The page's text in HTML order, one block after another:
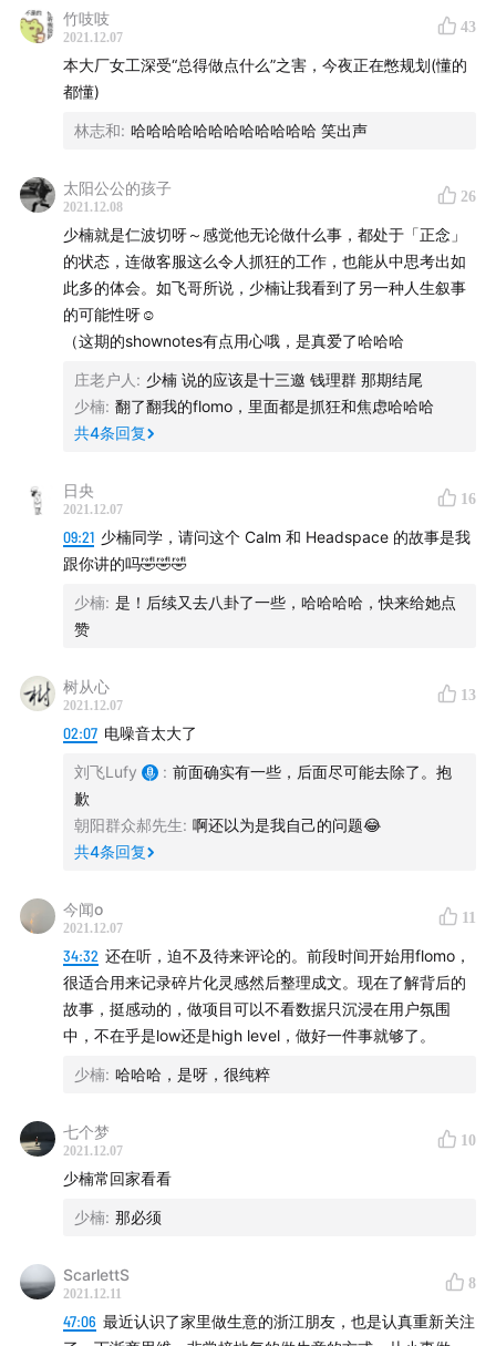
如果不缺钱了要做的事，为什么不现在开始做？
不融资、不用新技术、不招一大堆员工，就没法创业吗？
滨江仁波切来解释一下，钱买不到的东西是什么
Part4 生活的新体会
可以重新设计一下你的居住环境
把时间浪费在一些无意义的事儿上吧
相关参考
飞书：字节跳动旗下企业协作工具，最新的宣传语是「先
进企业的第一选择」。
Notion：国内外知名的笔记软件，以 Page 和 Block 两个
基础要素为特色。
《定位》：Jack Trout& AL Ries 的营销著作。
潮汐、Meditation、Headspace：都是知名的冥想相关
APP。
Anki：以卡片为核心的开源学习工具。
Substack：国外知名内容付费，出版商向订阅者收取费
Ghost 的创始人 John O'Nolan 的介绍：
pmthinking.notion.site
谜底科技：杭州科技公司，旗下有Offscreen 、花样文字
等 APP。
提到的两个值得逛的地方：杭州江洋畔生态公园；杭州大
片头：Where Are You Going (Live) - 海龟先生
间奏：Peeler's Creek - MUJI BGM
片尾：Veer - Fins Ara
欢迎在评论区留言交流。如果喜欢《三五环》，也恳请能
在喜马拉雅和苹果 Podcast 留下你的宝贵好评。感谢！
No.54 跟少楠聊聊做 flomo 的新体会，以及什么是 indie
竹吱吱
2021.12.07
43
本大厂女工深受“总得做点什么”之害，今夜正在憋规划(懂的
都懂)
林志和: 哈哈哈哈哈哈哈哈哈哈哈哈 笑出声
太阳公公的孩子
2021.12.08
26
少楠就是仁波切呀～感觉他无论做什么事，都处于「正念」
的状态，连做客服这么令人抓狂的工作，也能从中思考出如
此多的体会。如飞哥所说，少楠让我看到了另一种人生叙事
的可能性呀☺️
（这期的shownotes有点用心哦，是真爱了哈哈哈
庄老户人 : 少楠 说的应该是十三邀 钱理群 那期结尾
少楠: 翻了翻我的flomo，里面都是抓狂和焦虑哈哈哈
共4条回复
日央
2021.12.07
16
09:21 少楠同学，请问这个 Calm 和 Headspace 的故事是我
跟你讲的吗🤣🤣🤣
少楠: 是！后续又去八卦了一些，哈哈哈哈，快来给她点
赞
树从心
2021.12.07
13
02:07 电噪音太大了
刘飞Lufy : 前面确实有一些，后面尽可能去除了。抱
歉
朝阳群众郝先生: 啊还以为是我自己的问题😂
共4条回复
今闻o
2021.12.07
11
34:32 还在听，迫不及待来评论的。前段时间开始用flomo，
很适合用来记录碎片化灵感然后整理成文。现在了解背后的
故事，挺感动的，做项目可以不看数据只沉浸在用户氛围
中，不在乎是low还是high level，做好一件事就够了。
少楠: 哈哈哈，是呀，很纯粹
七个梦
2021.12.07
10
少楠常回家看看
少楠: 那必须
ScarlettS
2021.12.11
8
47:06 最近认识了家里做生意的浙江朋友，也是认真重新关注